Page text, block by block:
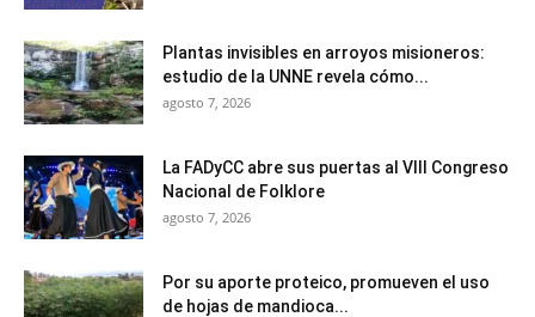
Plantas invisibles en arroyos misioneros:
estudio de la UNNE revela cómo...
agosto 7, 2026
La FADyCC abre sus puertas al VIII Congreso
Nacional de Folklore
agosto 7, 2026
Por su aporte proteico, promueven el uso
de hojas de mandioca...